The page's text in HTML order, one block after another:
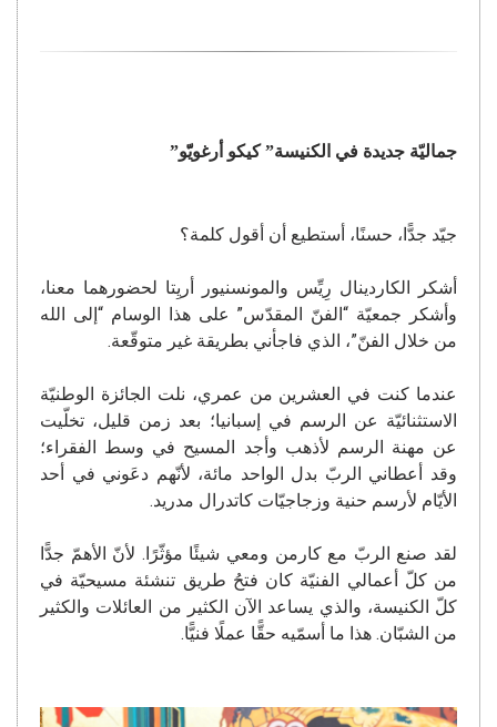
جماليّة جديدة في الكنيسة” كيكو أرغويّّو”
جيّد جدًّا، حسنًا، أستطيع أن أقول كلمة؟
أشكر الكاردينال رِيِّس والمونسنيور أريِتا لحضورهما معنا،
وأشكر جمعيّة “الفنّ المقدّس” على هذا الوسام “إلى الله
من خلال الفنّ”، الذي فاجأني بطريقة غير متوقّعة.
عندما كنت في العشرين من عمري، نلت الجائزة الوطنيّة
الاستثنائيّة عن الرسم في إسبانيا؛ بعد زمن قليل، تخلّيت
عن مهنة الرسم لأذهب وأجد المسيح في وسط الفقراء؛
وقد أعطاني الربّ بدل الواحد مائة، لأنّهم دعَوني في أحد
الأيّام لأرسم حنية وزجاجيّات كاتدرال مدريد.
لقد صنع الربّ مع كارمن ومعي شيئًا مؤثّرًا. لأنّ الأهمّ جدًّا
من كلّ أعمالي الفنيّة كان فتحُ طريق تنشئة مسيحيّة في
كلّ الكنيسة، والذي يساعد الآن الكثير من العائلات والكثير
من الشبّان. هذا ما أسمّيه حقًّا عملًا فنيًّا.